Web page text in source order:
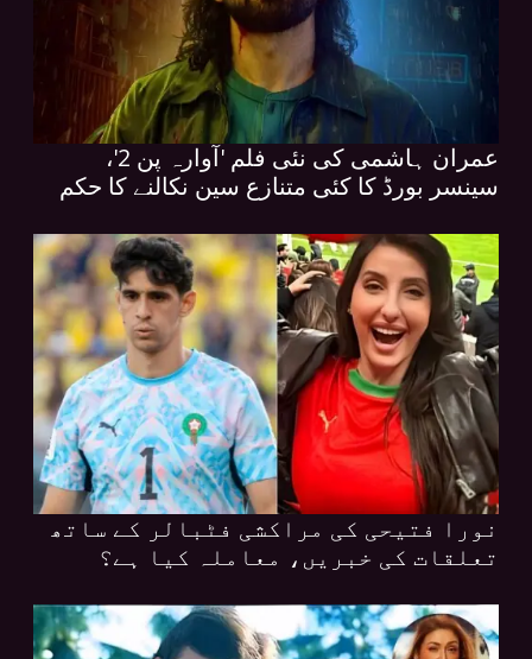
عمران ہاشمی کی نئی فلم 'آوارہ پن 2'،
سینسر بورڈ کا کئی متنازع سین نکالنے کا حکم
نورا فتیحی کی مراکشی فٹبالر کے ساتھ
تعلقات کی خبریں، معاملہ کیا ہے؟